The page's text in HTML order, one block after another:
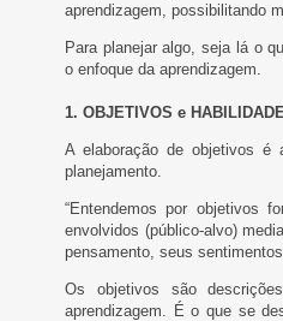
aprendizagem, possibilitando
Para planejar algo, seja lá o
o enfoque da aprendizagem.
1. OBJETIVOS e
A elaboração de objetivos é
planejamento.
“Entendemos por objetivos
envolvidos (público-alvo)
pensamento, seus
Os objetivos são
aprendizagem. É o que se